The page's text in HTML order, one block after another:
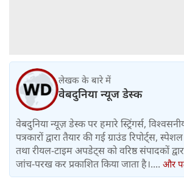
लेखक के बारे में
वेबदुनिया न्यूज डेस्क
वेबदुनिया न्यूज़ डेस्क पर हमारे स्ट्रिंगर्स,
पत्रकारों द्वारा तैयार की गई ग्राउंड रिपोर्ट्स, स्पेशल
तथा रीयल-टाइम अपडेट्स को वरिष्ठ संपादकों
जांच-परख कर प्रकाशित किया जाता है।.... और